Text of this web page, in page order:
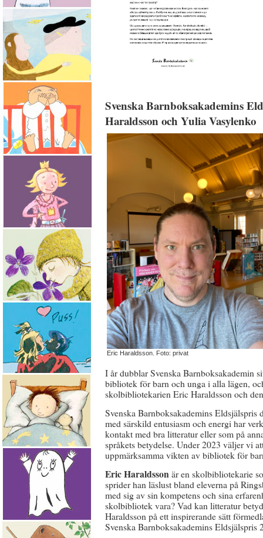
Svenska Barnboksakademins
Haraldsson och Yulia Vasylenko
Eric Haraldsson. Foto: privat
I år dubblar Svenska Barnboksakademin
bibliotek för barn och unga i alla lägen,
skolbibliotekarien Eric Haraldsson och
Svenska Barnboksakademins
med särskild entusiasm och energi har
kontakt med bra litteratur eller som på
språkets betydelse. Under 2023 väljer vi
uppmärksamma vikten av bibliotek för
Eric Haraldssonär en skolbibliotekarie
sprider han läslust bland eleverna på
med sig av sin kompetens och sina
skolbibliotek vara? Vad kan litteratur
Haraldsson på ett inspirerande sätt
Svenska Barnboksakademins Eldsjälspris